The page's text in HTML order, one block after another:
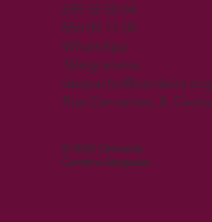
639 32 50 64
856 09 11 00
WhatsApp
Télégramme
despacho@cerdeira.org
Rue Cervantes, 8. Ceuta
© 2025 Clemente
Cerdeira Abogados.